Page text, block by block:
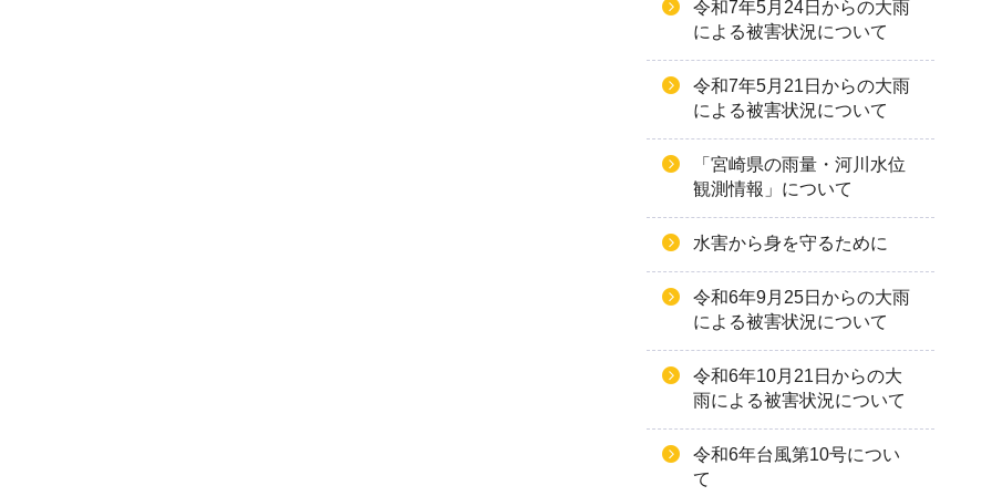
令和7年5月24日からの大雨
による被害状況について
令和7年5月21日からの大雨
による被害状況について
「宮崎県の雨量・河川水位
観測情報」について
水害から身を守るために
令和6年9月25日からの大雨
による被害状況について
令和6年10月21日からの大
雨による被害状況について
令和6年台風第10号につい
て